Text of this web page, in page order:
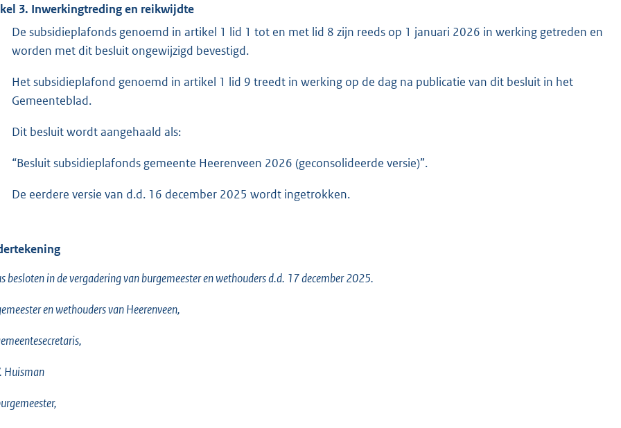
3. Inwerkingtreding en reikwijdte
De subsidieplafonds genoemd in artikel 1 lid 1 tot en met lid 8 zijn reeds op 1 januari 2026 in werking getreden en
worden met dit besluit ongewijzigd bevestigd.
Het subsidieplafond genoemd in artikel 1 lid 9 treedt in werking op de dag na publicatie van dit besluit in het
Gemeenteblad.
Dit besluit wordt aangehaald als:
“Besluit subsidieplafonds gemeente Heerenveen 2026 (geconsolideerde versie)”.
De eerdere versie van d.d. 16 december 2025 wordt ingetrokken.
besloten in de vergadering van burgemeester en wethouders d.d. 17 december 2025.
en wethouders van Heerenveen,
Huisman